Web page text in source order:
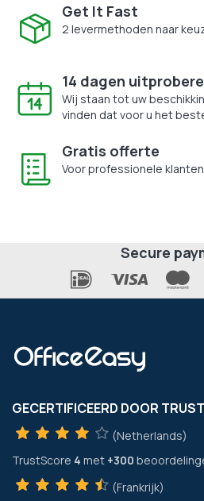
Get It Fast
2 levermethoden naar
14 dagen
Wij staan tot uw
vinden dat voor u het
Gratis offerte
Voor professionele
Secure
GECERTIFICEERD DOOR
(Netherlands)
TrustScore 4 met +300
(Frankrijk)